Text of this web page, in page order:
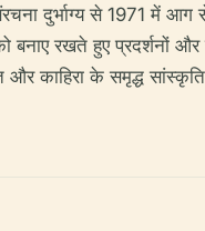
दुर्भाग्य से 1971 में
को बनाए रखते हुए प्रदर्शनों
और काहिरा के समृद्ध